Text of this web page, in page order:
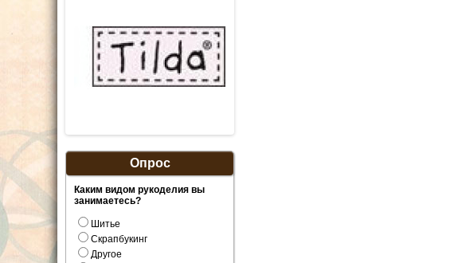
Опрос
Каким видом рукоделия вы
занимаетесь?
Шитье
Скрапбукинг
Другое